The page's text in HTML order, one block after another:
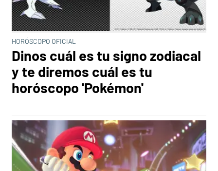
HORÓSCOPO OFICIAL
Dinos cuál es tu signo zodiacal
y te diremos cuál es tu
horóscopo 'Pokémon'